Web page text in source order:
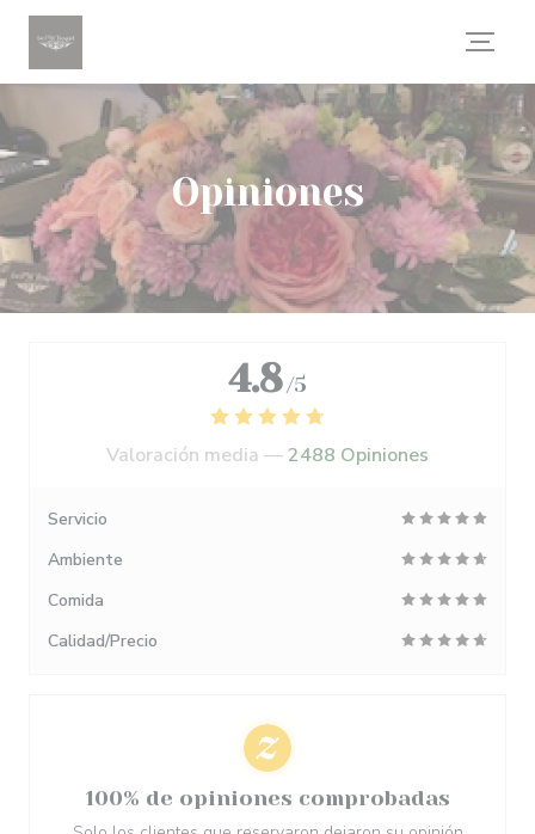
Personalización de sus opciones de cookies
Opiniones
4.8 /5
Valoración media —2488 Opiniones
Servicio
Ambiente
Comida
Calidad/Precio
100% de opiniones comprobadas